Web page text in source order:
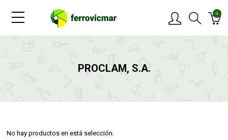
0
PROCLAM, S.A.
No hay productos en está selección.